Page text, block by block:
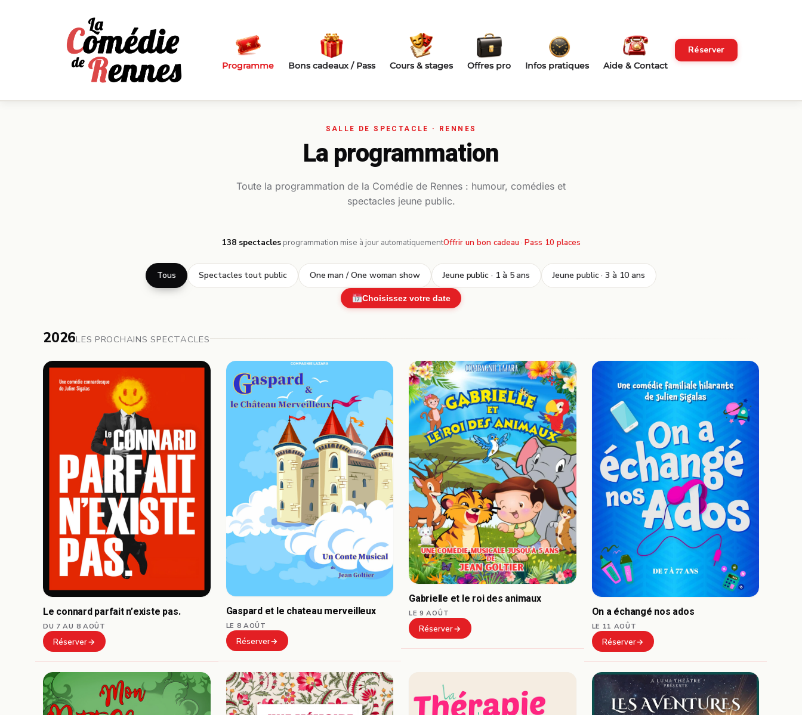
Passer au contenu principal
Programme Bons cadeaux / Pass Cours & stages Offres pro Infos pratiques Aide & Contact
Réserver
La programmation
Toute la programmation de la Comédie de Rennes : humour, comédies et
spectacles jeune public.
138 spectacles· programmation mise à jour automatiquementOffrir un bon cadeau · Pass 10 places
Tous Spectacles tout public One man / One woman show Jeune public · 1 à 5 ans Jeune public · 3 à 10 ans
Choisissez votre date
2026LES PROCHAINS SPECTACLES
Le connard parfait n’existe pas.
DU 7 AU 8 AOÛT
Réserver
Gaspard et le chateau merveilleux
LE 8 AOÛT
Réserver
Gabrielle et le roi des animaux
LE 9 AOÛT
Réserver
On a échangé nos ados
LE 11 AOÛT
Réserver